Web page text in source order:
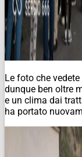
Le foto che
dunque ben oltre
e un clima dai
ha portato